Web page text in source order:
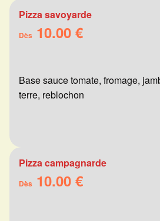
Pizza savoyarde
Dès 10.00 €
Base sauce tomate, fromage,
terre, reblochon
Pizza campagnarde
Dès 10.00 €